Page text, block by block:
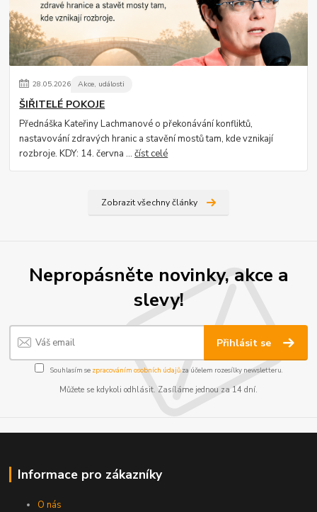
28.05.2026 Akce, události
ŠIŘITELÉ POKOJE
Přednáška Kateřiny Lachmanové o překonávání konfliktů,
nastavování zdravých hranic a stavění mostů tam, kde vznikají
rozbroje. KDY: 14. června ...číst celé
Zobrazit všechny články
Nepropásněte novinky, akce a
slevy!
Přihlásit se
Souhlasím se zpracováním osobních údajůza účelem rozesílky newsletteru.
Můžete se kdykoli odhlásit. Zasíláme jednou za 14 dní.
Informace pro zákazníky
O nás